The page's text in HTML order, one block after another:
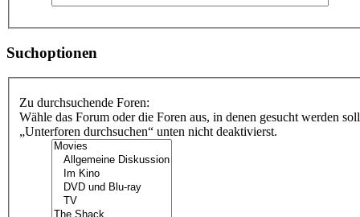
Suchoptionen
Zu durchsuchende Foren:
Wähle das Forum oder die Foren aus, in denen gesucht werden
„Unterforen durchsuchen“ unten nicht deaktivierst.